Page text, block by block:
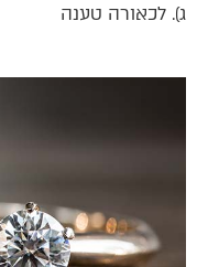
ג). לכאורה טענה